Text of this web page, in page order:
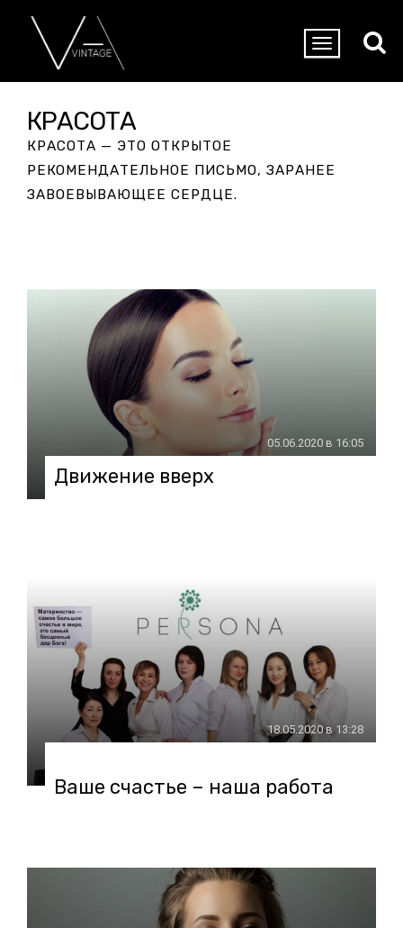
КРАСОТА
КРАСОТА — ЭТО ОТКРЫТОЕ
РЕКОМЕНДАТЕЛЬНОЕ ПИСЬМО, ЗАРАНЕЕ
ЗАВОЕВЫВАЮЩЕЕ СЕРДЦЕ.
05.06.2020 в 16:05
Движение вверх
18.05.2020 в 13:28
Ваше счастье – наша работа